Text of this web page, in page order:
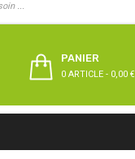
PANIER
0 ARTICLE - 0,00 €